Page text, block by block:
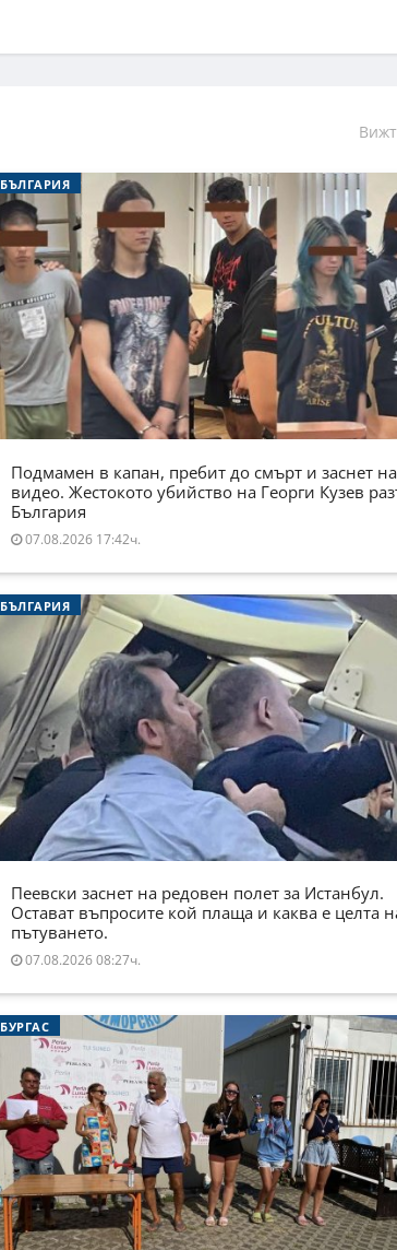
БЪЛГАРИЯ
Подмамен в капан, пребит до смърт и заснет на
видео. Жестокото убийство на Георги Кузев
България
07.08.2026 17:42ч.
БЪЛГАРИЯ
Пеевски заснет на редовен полет за Истанбул.
Остават въпросите кой плаща и каква е целта
пътуването.
07.08.2026 08:27ч.
БУРГАС